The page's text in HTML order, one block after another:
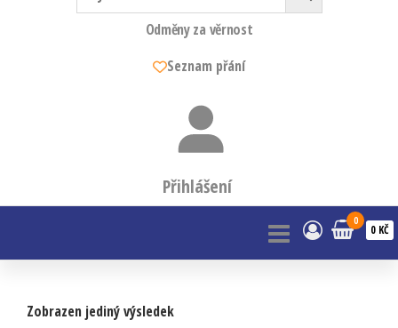
mnohem víc.
Odměny za věrnost
Seznam přání
Přihlášení
0
0 KČ
Zobrazen jediný výsledek